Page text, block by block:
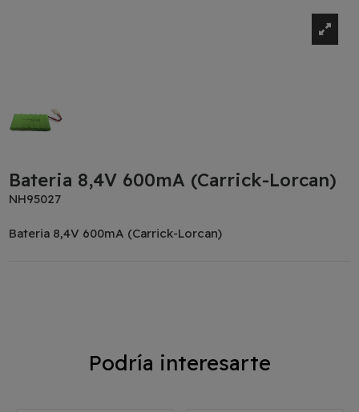
Bateria 8,4V 600mA (Carrick-Lorcan)
NH95027
Bateria 8,4V 600mA (Carrick-Lorcan)
Podría interesarte